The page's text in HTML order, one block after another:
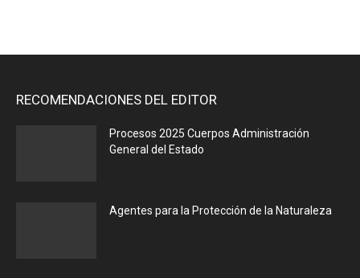
RECOMENDACIONES DEL EDITOR
Procesos 2025 Cuerpos Administración
General del Estado
Agentes para la Protección de la Naturaleza